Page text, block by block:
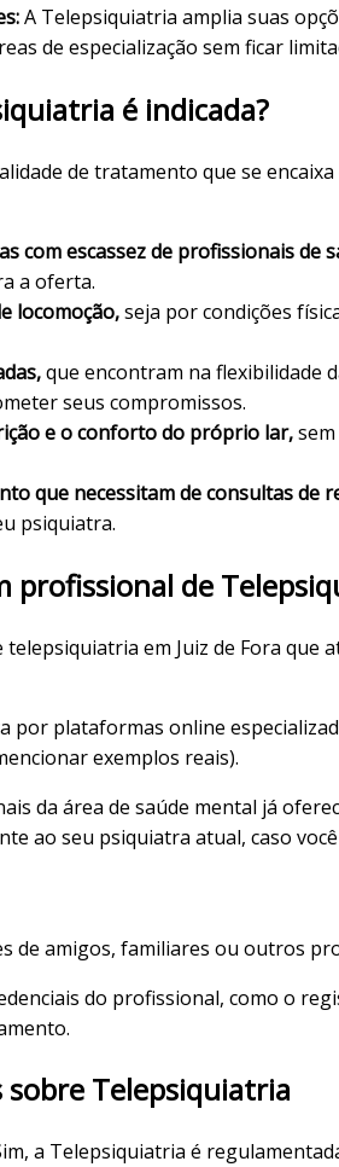
A Telepsiquiatria amplia suas
de especialização sem ficar
é indicada?
de tratamento que se
com escassez de profissionais de
a oferta.
locomoção,seja por condições
que encontram na flexibilidade
seus compromissos.
e o conforto do próprio lar,
que necessitam de consultas de
psiquiatra.
de
em Juiz de Fora que
por plataformas online
exemplos reais).
da área de saúde mental já
ao seu psiquiatra atual, caso
de amigos, familiares ou outros
do profissional, como o
Telepsiquiatria
a Telepsiquiatria é